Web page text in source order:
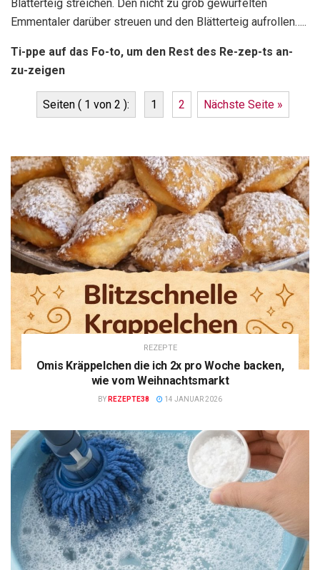
Blätterteig streichen. Den nicht zu grob gewürfelten
Emmentaler darüber streuen und den Blätterteig aufrollen…..
Ti-ppe auf das Fo-to, um den Rest des Re-zep-ts an-
zu-zeigen
Seiten ( 1 von 2 ): 1 2 Nächste Seite »
REZEPTE
Omis Kräppelchen die ich 2x pro Woche backen,
wie vom Weihnachtsmarkt
BY REZEPTE38 14 JANUAR 2026